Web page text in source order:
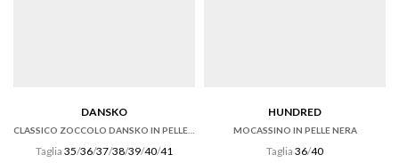
DANSKO
Taglia 35/36/37/38/39/40/41
HUNDRED
MOCASSINO IN PELLE NERA
Taglia 36/40